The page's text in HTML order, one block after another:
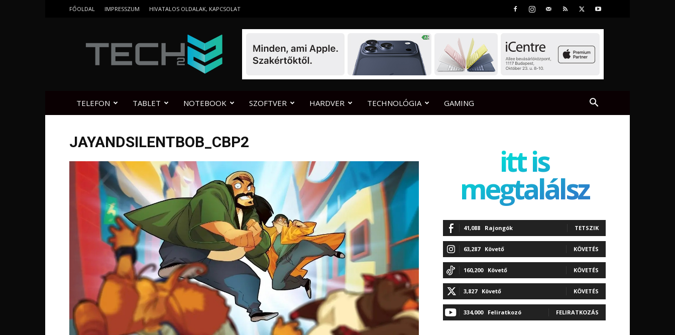
FŐOLDAL IMPRESSZUM HIVATALOS OLDALAK, KAPCSOLAT
TELEFON TABLET NOTEBOOK SZOFTVER HARDVER TECHNOLÓGIA GAMING
JAYANDSILENTBOB_CBP2
itt is
megtalálsz
41,088 Rajongók TETSZIK
63,287 Követő KÖVETÉS
160,200 Követő KÖVETÉS
3,827 Követő KÖVETÉS
334,000 Feliratkozó FELIRATKOZÁS